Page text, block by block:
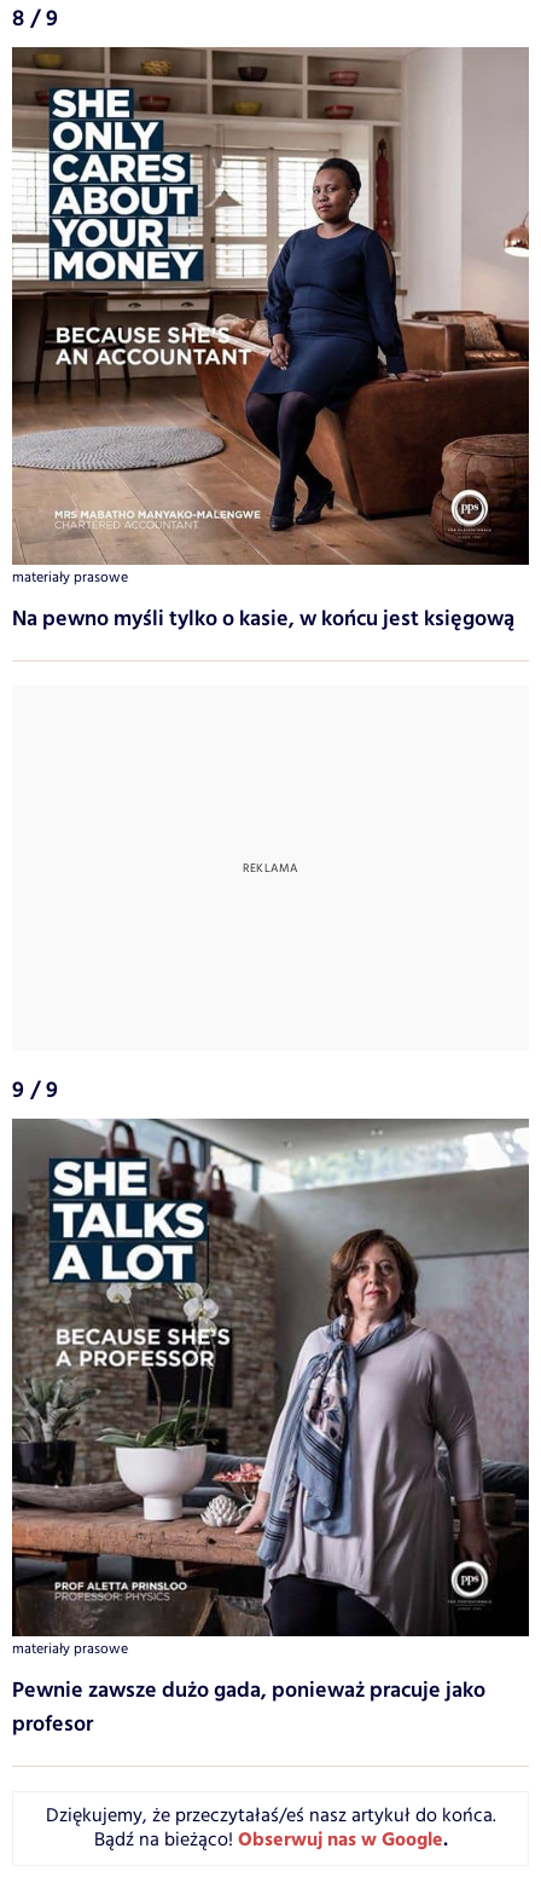
8 / 9
materiały prasowe
Na pewno myśli tylko o kasie, w końcu jest księgową
9 / 9
materiały prasowe
Pewnie zawsze dużo gada, ponieważ pracuje jako
profesor
Dziękujemy, że przeczytałaś/eś nasz artykuł do końca.
Bądź na bieżąco! Obserwuj nas w Google.